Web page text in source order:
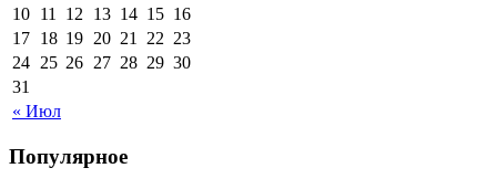
« Июл
10 11 12 13 14 15 16
17 18 19 20 21 22 23
24 25 26 27 28 29 30
31
Популярное